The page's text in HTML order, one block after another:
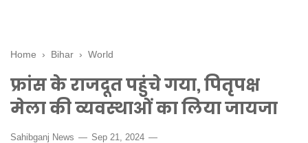
Home › Bihar › World
फ्रांस के राजदूत पहुंचे गया, पितृपक्ष
मेला की व्यवस्थाओं का लिया जायजा
Sahibganj News Sep 21, 2024